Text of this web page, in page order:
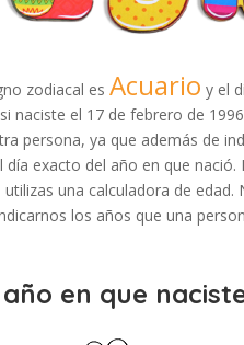
zodiacal es Acuario y el
naciste el 17 de febrero de
persona, ya que además de
exacto del año en que
una calculadora de
los años que una
en que